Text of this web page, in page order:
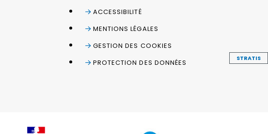
ACCESSIBILITÉ
MENTIONS LÉGALES
GESTION DES COOKIES
PROTECTION DES DONNÉES
STRATIS